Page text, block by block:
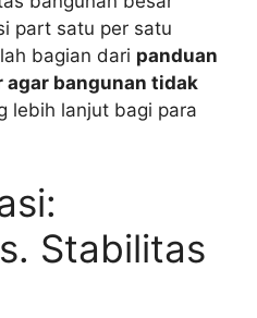
part satu per satu
bagian dari panduan
agar bangunan tidak
lebih lanjut bagi para
Stabilitas